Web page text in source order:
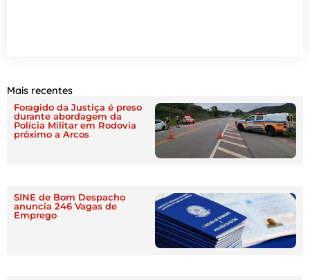
Mais recentes
Foragido da Justiça é preso
durante abordagem da
Polícia Militar em Rodovia
próximo a Arcos
SINE de Bom Despacho
anuncia 246 Vagas de
Emprego